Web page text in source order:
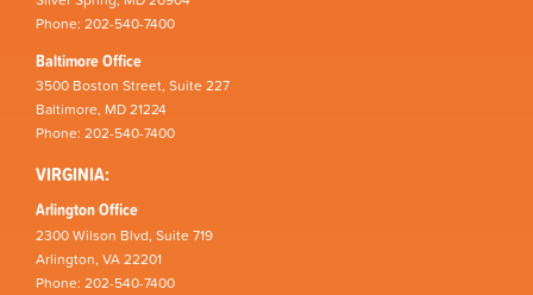
Phone: 202-540-7400
Baltimore Office
3500 Boston Street, Suite 227
Baltimore, MD 21224
Phone: 202-540-7400
VIRGINIA:
Arlington Office
2300 Wilson Blvd, Suite 719
Arlington, VA 22201
Phone: 202-540-7400